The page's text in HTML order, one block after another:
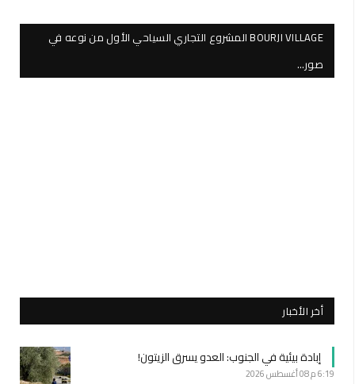
BOURJI VILLAGE المشروع التجاري السياحي الأول من نوعه في
صور…
أخر الأخبار
إبادة بيئية في الجنوب: العدو يسرق الزيتون!
6:19 م 08 أغسطس 2026